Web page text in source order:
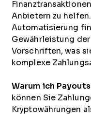
Anbietern zu
Automatisierung
Gewährleistung
Vorschriften, was
komplexe
Warum ich
können Sie
Kryptowährungen